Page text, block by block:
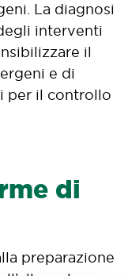
La diagnosi
interventi
il
e di
per il controllo
di
preparazione